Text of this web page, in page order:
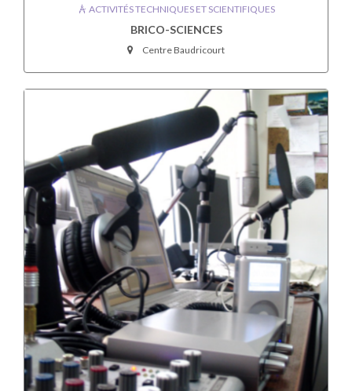
ACTIVITÉS TECHNIQUES ET SCIENTIFIQUES
BRICO-SCIENCES
Centre Baudricourt